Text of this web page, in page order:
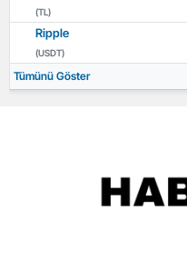
(TL)
Ripple
(USDT)
Tümünü Göster